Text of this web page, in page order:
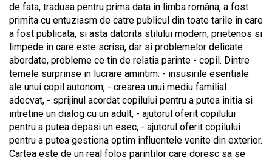
de fata, tradusa pentru prima data in limba româna, a fost
primita cu entuziasm de catre publicul din toate tarile in care
a fost publicata, si asta datorita stilului modern, prietenos si
limpede in care este scrisa, dar si problemelor delicate
abordate, probleme ce tin de relatia parinte - copil. Dintre
temele surprinse in lucrare amintim: - insusirile esentiale
ale unui copil autonom, - crearea unui mediu familial
adecvat, - sprijinul acordat copilului pentru a putea initia si
intretine un dialog cu un adult, - ajutorul oferit copilului
pentru a putea depasi un esec, - ajutorul oferit copilului
pentru a putea gestiona optim influentele venite din exterior.
Cartea este de un real folos parintilor care doresc sa se